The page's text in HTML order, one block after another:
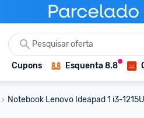
Cupons Esquenta 8.8
Notebook Lenovo Ideapad 1 i3-